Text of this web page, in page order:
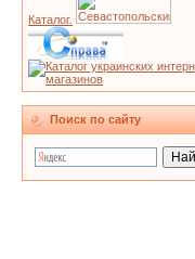
Каталог.
Поиск по сайту